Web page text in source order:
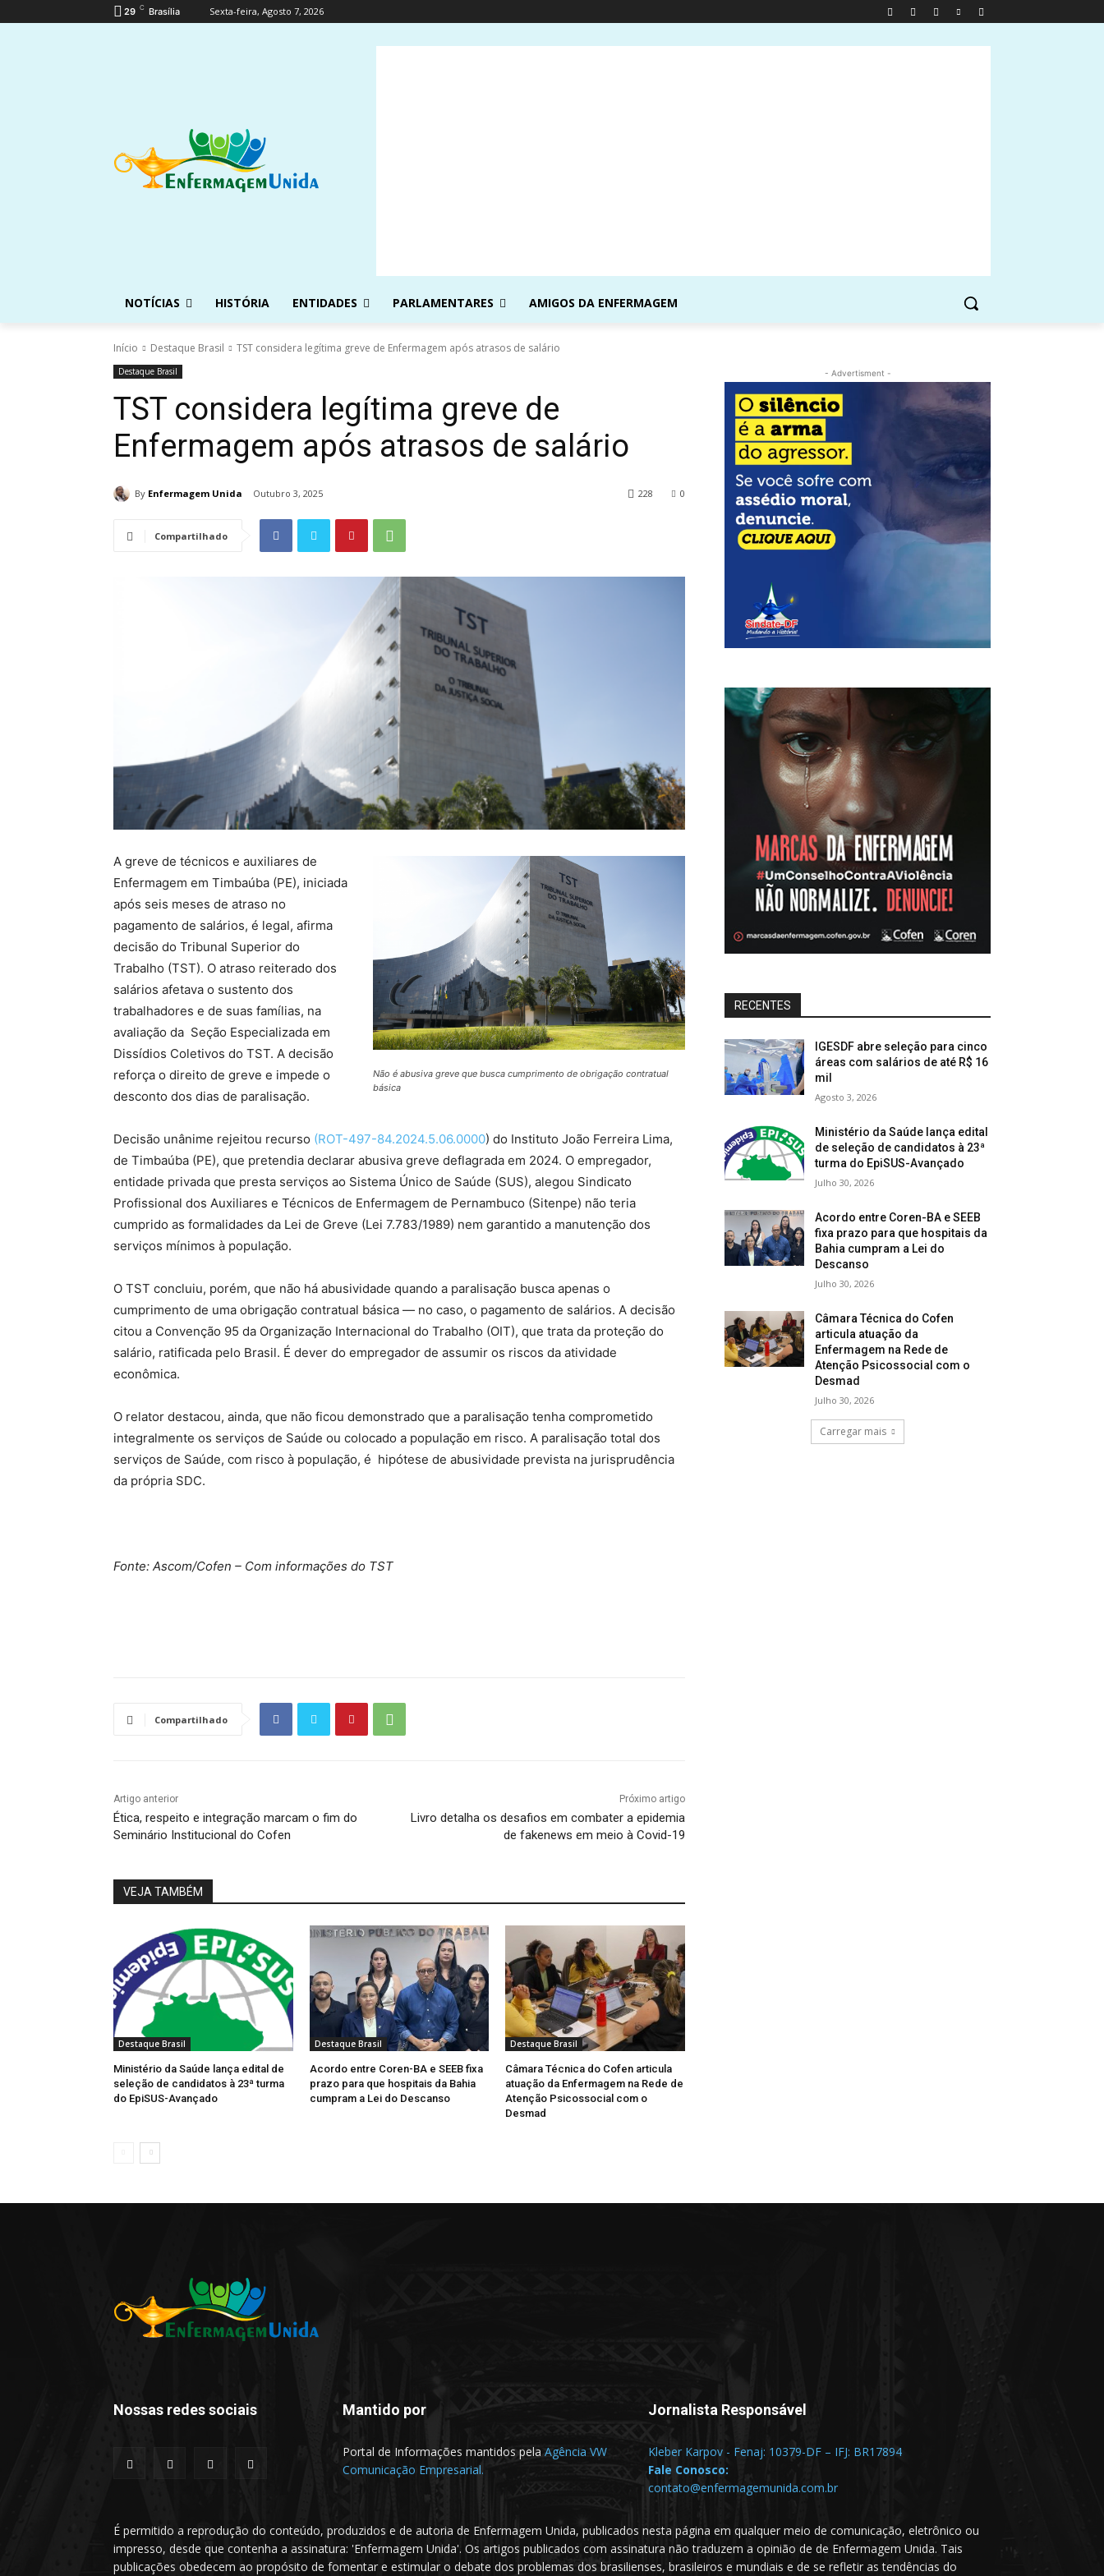
29 C Brasília Sexta-feira, Agosto 7, 2026
NOTÍCIAS HISTÓRIA ENTIDADES PARLAMENTARES AMIGOS DA ENFERMAGEM
Início Destaque Brasil TST considera legítima greve de Enfermagem após atrasos de salário
Destaque Brasil
TST considera legítima greve de
Enfermagem após atrasos de salário
By Enfermagem Unida Outubro 3, 2025 0
228
Compartilhado
Não é abusiva greve que busca cumprimento de obrigação contratual
básica
A greve de técnicos e auxiliares de
Enfermagem em Timbaúba (PE), iniciada
após seis meses de atraso no
pagamento de salários, é legal, afirma
decisão do Tribunal Superior do
Trabalho (TST). O atraso reiterado dos
salários afetava o sustento dos
trabalhadores e de suas famílias, na
avaliação da Seção Especializada em
Dissídios Coletivos do TST. A decisão
reforça o direito de greve e impede o
desconto dos dias de paralisação.
Decisão unânime rejeitou recurso (ROT-497-84.2024.5.06.0000) do Instituto João Ferreira Lima,
de Timbaúba (PE), que pretendia declarar abusiva greve deflagrada em 2024. O empregador,
entidade privada que presta serviços ao Sistema Único de Saúde (SUS), alegou Sindicato
Profissional dos Auxiliares e Técnicos de Enfermagem de Pernambuco (Sitenpe) não teria
cumprido as formalidades da Lei de Greve (Lei 7.783/1989) nem garantido a manutenção dos
serviços mínimos à população.
O TST concluiu, porém, que não há abusividade quando a paralisação busca apenas o
cumprimento de uma obrigação contratual básica — no caso, o pagamento de salários. A decisão
citou a Convenção 95 da Organização Internacional do Trabalho (OIT), que trata da proteção do
salário, ratificada pelo Brasil. É dever do empregador de assumir os riscos da atividade
econômica.
O relator destacou, ainda, que não ficou demonstrado que a paralisação tenha comprometido
integralmente os serviços de Saúde ou colocado a população em risco. A paralisação total dos
serviços de Saúde, com risco à população, é hipótese de abusividade prevista na jurisprudência
da própria SDC.
Fonte: Ascom/Cofen – Com informações do TST
Compartilhado
Artigo anterior
Ética, respeito e integração marcam o fim do
Seminário Institucional do Cofen
Próximo artigo
Livro detalha os desafios em combater a epidemia
de fakenews em meio à Covid-19
VEJA TAMBÉM
Destaque Brasil
Ministério da Saúde lança edital de
seleção de candidatos à 23ª turma
do EpiSUS-Avançado
Destaque Brasil
Acordo entre Coren-BA e SEEB fixa
prazo para que hospitais da Bahia
cumpram a Lei do Descanso
Destaque Brasil
Câmara Técnica do Cofen articula
atuação da Enfermagem na Rede de
Atenção Psicossocial com o
Desmad
- Advertisment -
RECENTES
IGESDF abre seleção para cinco
áreas com salários de até R$ 16
mil
Agosto 3, 2026
Ministério da Saúde lança edital
de seleção de candidatos à 23ª
turma do EpiSUS-Avançado
Julho 30, 2026
Acordo entre Coren-BA e SEEB
fixa prazo para que hospitais da
Bahia cumpram a Lei do
Descanso
Julho 30, 2026
Câmara Técnica do Cofen
articula atuação da
Enfermagem na Rede de
Atenção Psicossocial com o
Desmad
Julho 30, 2026
Carregar mais
Nossas redes sociais Mantido por
Portal de Informações mantidos pela Agência VW
Comunicação Empresarial.
Jornalista Responsável
Kleber Karpov - Fenaj: 10379-DF – IFJ: BR17894
Fale Conosco:
contato@enfermagemunida.com.br
É permitido a reprodução do conteúdo, produzidos e de autoria de Enfermagem Unida, publicados nesta página em qualquer meio de comunicação, eletrônico ou
impresso, desde que contenha a assinatura: 'Enfermagem Unida'. Os artigos publicados com assinatura não traduzem a opinião de de Enfermagem Unida. Tais
publicações obedecem ao propósito de fomentar e estimular o debate dos problemas dos brasilienses, brasileiros e mundiais e de se refletir as tendências do